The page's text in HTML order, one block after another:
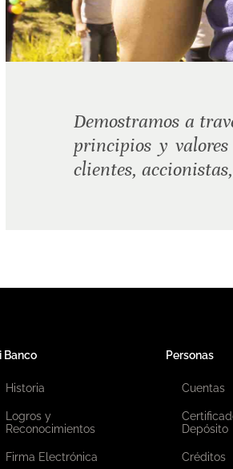
Demostramos a
principios y
clientes,
Banco
Historia
Logros y
Reconocimientos
Firma Electrónica
Personas
Cuentas
Depósito
Créditos